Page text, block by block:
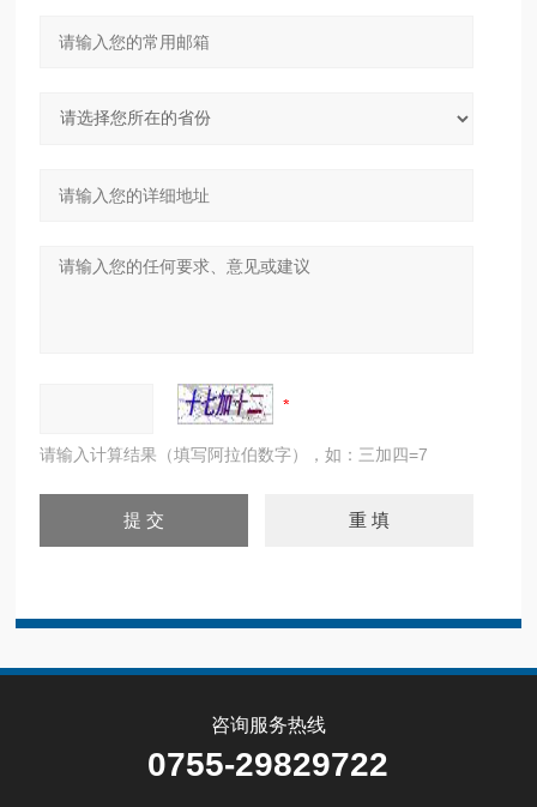
请输入计算结果（填写阿拉伯数字），如：三加四=7
咨询服务热线
0755-29829722